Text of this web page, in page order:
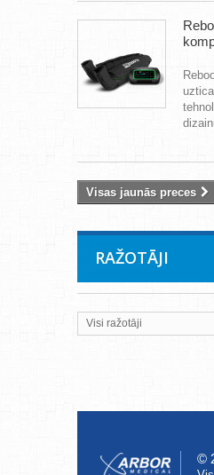
Visas jaunās preces
RAŽOTĀJI
Visi ražotāji
©